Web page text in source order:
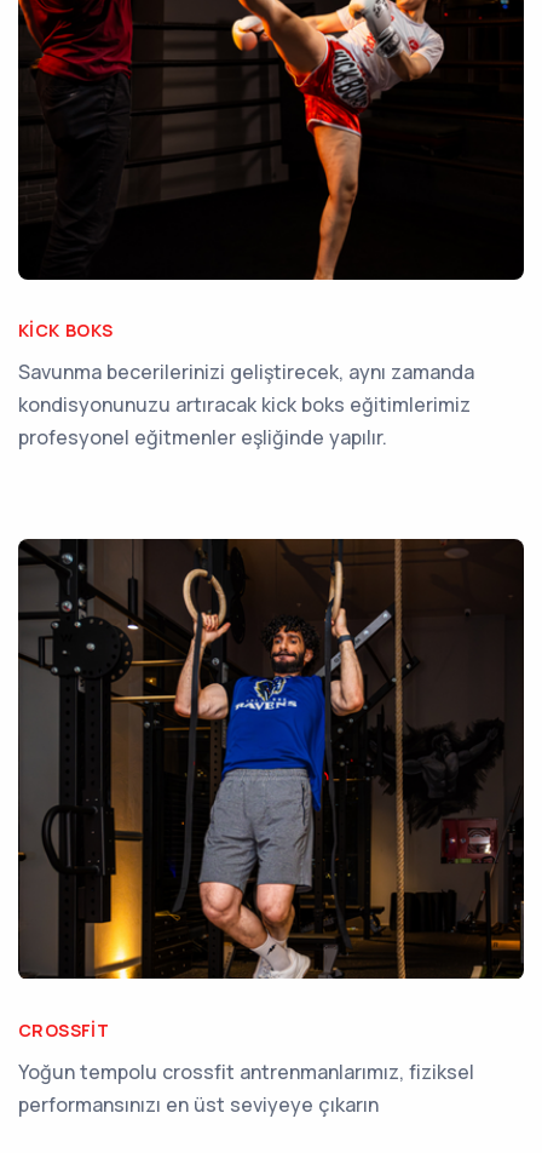
KICK BOKS
Savunma becerilerinizi geliştirecek, aynı zamanda
kondisyonunuzu artıracak kick boks eğitimlerimiz
profesyonel eğitmenler eşliğinde yapılır.
CROSSFIT
Yoğun tempolu crossfit antrenmanlarımız, fiziksel
performansınızı en üst seviyeye çıkarın